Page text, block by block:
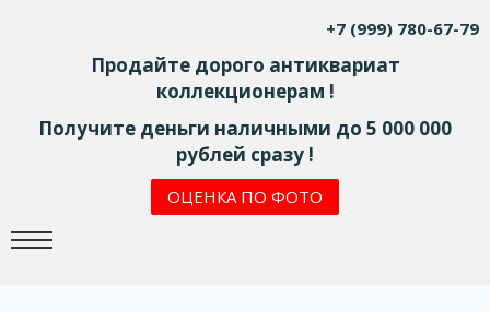
+7 (999) 780-67-79
Продайте дорого антиквариат
коллекционерам !
Получите деньги наличными до 5 000 000
рублей сразу !
ОЦЕНКА ПО ФОТО